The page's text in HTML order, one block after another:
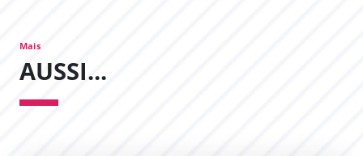
Mais
AUSSI...